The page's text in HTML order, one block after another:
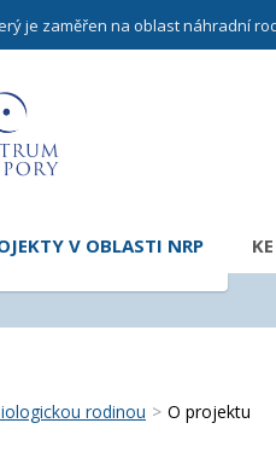
je zaměřen na oblast náhradní
V OBLASTI NRP
rodinou > O projektu